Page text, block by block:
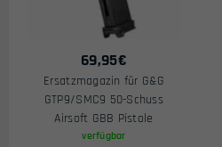
69,95€
Ersatzmagazin für G&G
GTP9/SMC9 50-Schuss
Airsoft GBB Pistole
verfügbar